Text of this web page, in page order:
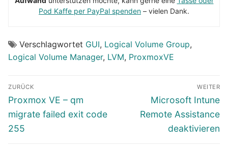
Pod Kaffe per PayPal spenden – vielen Dank.
Verschlagwortet GUI, Logical Volume Group,
Logical Volume Manager, LVM, ProxmoxVE
Beitragsnavigation
ZURÜCK
Vorheriger
Beitrag:
Proxmox VE – qm
migrate failed exit code
255
WEITER
Nächster
Beitrag:
Microsoft Intune
Remote Assistance
deaktivieren